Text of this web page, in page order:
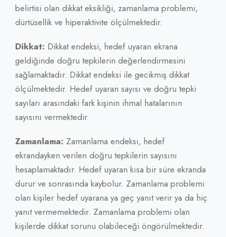
belirtisi olan dikkat eksikliği, zamanlama problemi,
dürtüsellik ve hiperaktivite ölçülmektedir.
Dikkat: Dikkat endeksi, hedef uyaran ekrana
geldiğinde doğru tepkilerin değerlendirmesini
sağlamaktadır. Dikkat endeksi ile gecikmiş dikkat
ölçülmektedir. Hedef uyaran sayısı ve doğru tepki
sayıları arasındaki fark kişinin ihmal hatalarının
sayısını vermektedir.
Zamanlama: Zamanlama endeksi, hedef
ekrandayken verilen doğru tepkilerin sayısını
hesaplamaktadır. Hedef uyaran kısa bir süre ekranda
durur ve sonrasında kaybolur. Zamanlama problemi
olan kişiler hedef uyarana ya geç yanıt verir ya da hiç
yanıt vermemektedir. Zamanlama problemi olan
kişilerde dikkat sorunu olabileceği öngörülmektedir.